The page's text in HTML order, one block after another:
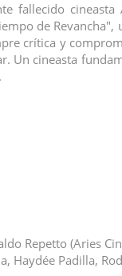
fallecido
de
crítica y
Un cineasta
Repetto (Aries
Haydée Padilla,